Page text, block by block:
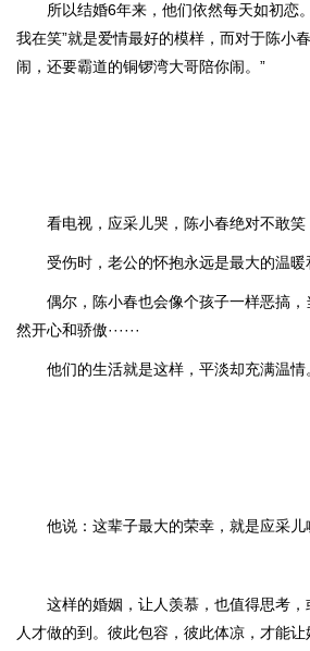
所以结婚6年来，他们依然每天如初恋
我在笑”就是爱情最好的模样，而对于陈小
闹，还要霸道的铜锣湾大哥陪你闹。”
看电视，应采儿哭，陈小春绝对不敢笑
受伤时，老公的怀抱永远是最大的温暖
偶尔，陈小春也会像个孩子一样恶搞
然开心和骄傲······
他们的生活就是这样，平淡却充满温情
他说：这辈子最大的荣幸，就是应采儿
这样的婚姻，让人羡慕，也值得思考
人才做的到。彼此包容，彼此体凉，才能